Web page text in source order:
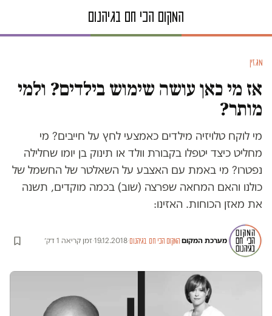
מגזין
אז מי כאן עושה שימוש בילדים? ולמי
מותר?
מי לוקח טלויזיה מילדים כאמצעי לחץ על חייבים? מי
מחליט כיצד יטפלו בקבורת וולד או תינוק בן יומו שחלילה
נפטרו? מי באמת עם האצבע על השאלטר של החשמל של
כולנו והאם המחאה שפרצה (שוב) בכמה מוקדים, תשנה
את מאזן הכוחות. האזינו:
מערכת המקום·המקום הכי חם בגיהנום·
19.12.2018
·זמן קריאה 1 דק׳